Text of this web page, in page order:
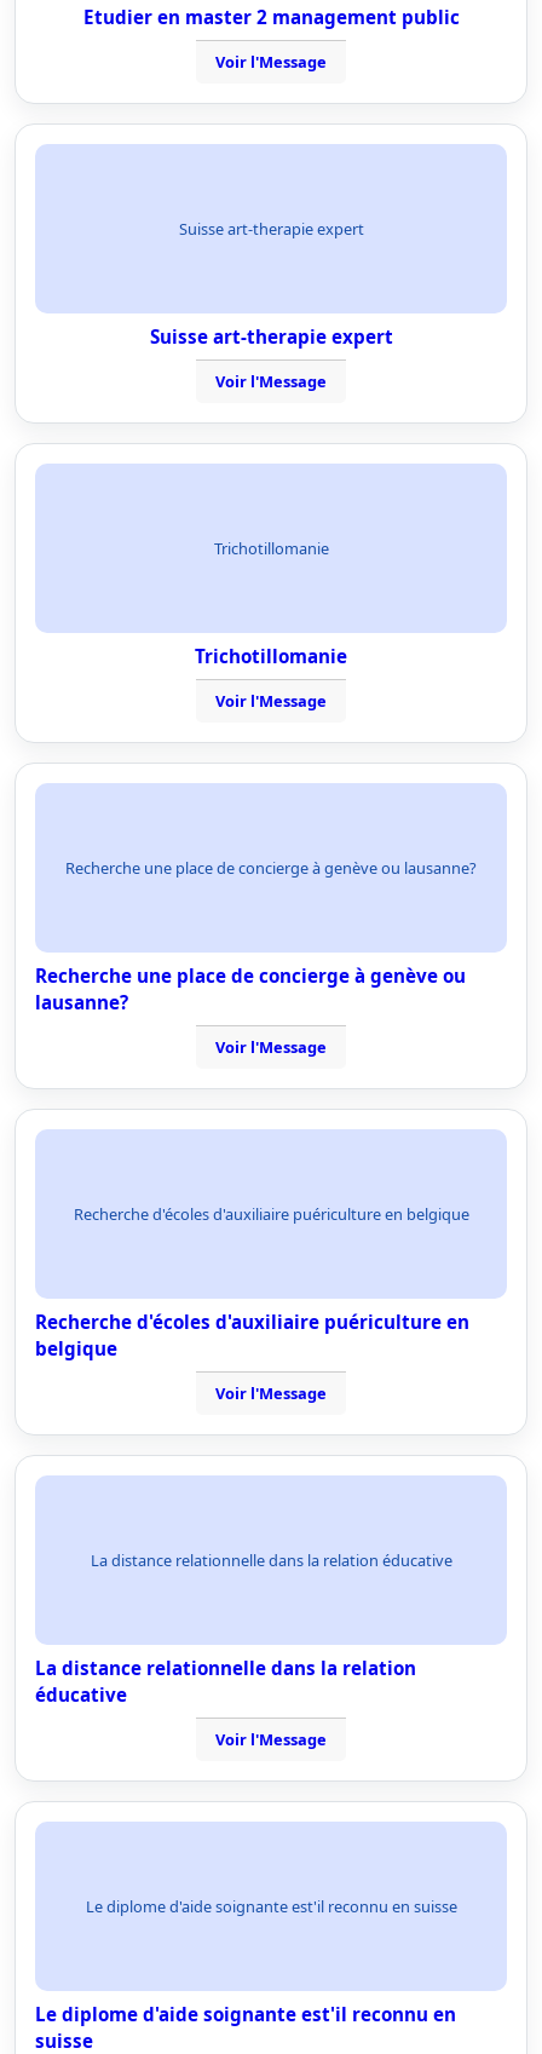
Etudier en master 2 management public
Voir l'Message
Suisse art-therapie expert
Suisse art-therapie expert
Voir l'Message
Trichotillomanie
Trichotillomanie
Voir l'Message
Recherche une place de concierge à genève ou lausanne?
Recherche une place de concierge à genève ou
lausanne?
Voir l'Message
Recherche d'écoles d'auxiliaire puériculture en belgique
Recherche d'écoles d'auxiliaire puériculture en
belgique
Voir l'Message
La distance relationnelle dans la relation éducative
La distance relationnelle dans la relation
éducative
Voir l'Message
Le diplome d'aide soignante est'il reconnu en suisse
Le diplome d'aide soignante est'il reconnu en
suisse